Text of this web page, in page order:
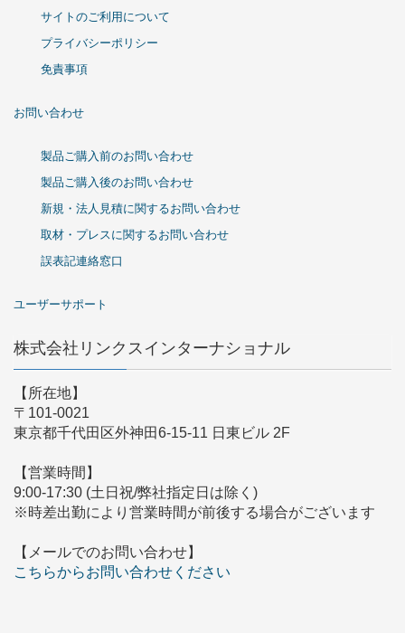
サイトのご利用について
プライバシーポリシー
免責事項
お問い合わせ
製品ご購入前のお問い合わせ
製品ご購入後のお問い合わせ
新規・法人見積に関するお問い合わせ
取材・プレスに関するお問い合わせ
誤表記連絡窓口
ユーザーサポート
株式会社リンクスインターナショナル
【所在地】
〒101-0021
東京都千代田区外神田6-15-11 日東ビル 2F
【営業時間】
9:00-17:30 (土日祝/弊社指定日は除く)
※時差出勤により営業時間が前後する場合がございます
【メールでのお問い合わせ】
こちらからお問い合わせください